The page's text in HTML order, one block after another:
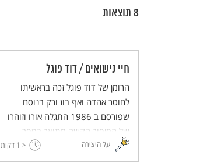
8 תוצאות
חיי נישואים / דוד פוגל
הרומן של דוד פוגל זכה בראשיתו
לחוסר אהדה ואף בוז ורק בנוסח
שפורסם ב 1986 התגלה אורו וזוהרו
של הסיפור הקשה מתואר בספר.
על היצירה < 1 דקות